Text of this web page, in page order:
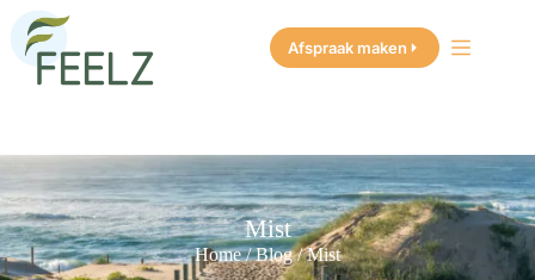
naar
inhoud
Afspraak maken
Mist
Home/Blog/Mist